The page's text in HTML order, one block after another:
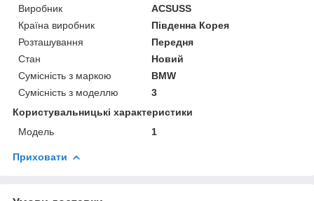
Виробник
ACSUSS
Країна виробник
Південна Корея
Розташування
Передня
Стан
Новий
Сумісність з маркою
BMW
Сумісність з моделлю
3
Користувальницькі характеристики
Мoдель
1
Приховати